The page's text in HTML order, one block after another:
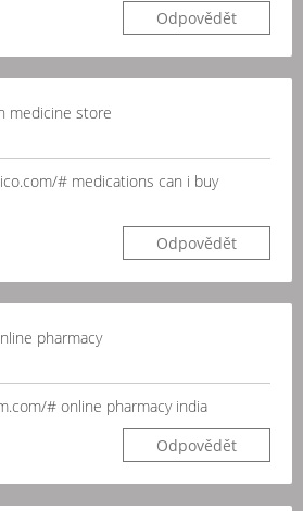
Odpovědět
medicine store
# medications can i buy
Odpovědět
pharmacy
# online pharmacy india
Odpovědět